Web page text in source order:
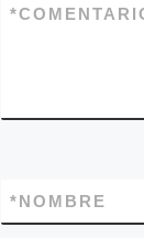
*
NOMBRE
*